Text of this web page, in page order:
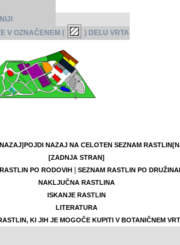
V OZNAČENEM (
) DELU VRTA
POJDI NAZAJ NA CELOTEN SEZNAM RASTLIN
[ZADNJA STRAN]
PO RODOVIH|
SEZNAM RASTLIN PO
NAKLJUČNA RASTLINA
ISKANJE RASTLIN
LITERATURA
KI JIH JE MOGOČE KUPITI V BOTANIČNEM